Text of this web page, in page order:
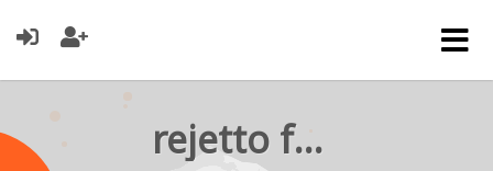
rejetto forum